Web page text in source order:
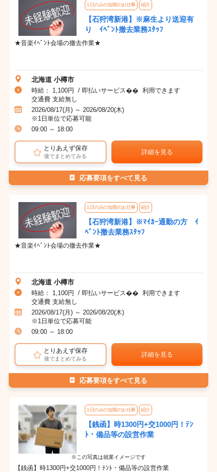
1日のみの短期のお仕事 紹介
【石狩湾新港】※麻生より送迎有
り ｲﾍﾞﾝﾄ撤去業務ｽﾀｯﾌ
★音楽ｲﾍﾞﾝﾄ会場の撤去作業★
北海道 小樽市
時給： 1,100円 / 即払いサービス�� 利用できます
交通費 支給無し
2026/08/17(月) ～ 2026/08/20(木)
※1日単位で応募可能
09:00 ～ 18:00
とりあえず保存
後でまとめてみる
詳細を見る
応募要項をすべて見る
1日のみの短期のお仕事 紹介
【石狩湾新港】※ﾏｲｶｰ通勤の方 ｲ
ﾍﾞﾝﾄ撤去業務ｽﾀｯﾌ
★音楽ｲﾍﾞﾝﾄ会場の撤去作業★
北海道 小樽市
時給： 1,100円 / 即払いサービス�� 利用できます
交通費 支給無し
2026/08/17(月) ～ 2026/08/20(木)
※1日単位で応募可能
09:00 ～ 18:00
とりあえず保存
後でまとめてみる
詳細を見る
応募要項をすべて見る
1日のみの短期のお仕事 紹介
【銭函】時1300円+交1000円！ﾃﾝ
ﾄ・備品等の設営作業
※この写真は就業イメージです
【銭函】時1300円+交1000円！ﾃﾝﾄ・備品等の設営作業